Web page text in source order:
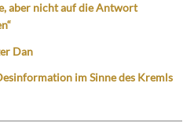
aber nicht auf die Antwort
Dan
im Sinne des Kremls